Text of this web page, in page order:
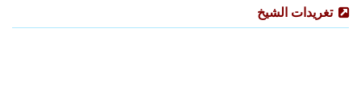
تغريدات الشيخ